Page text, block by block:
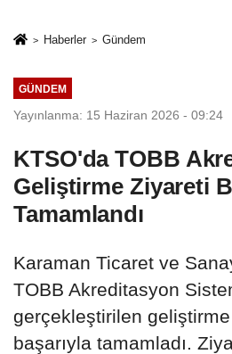
Haberler Gündem
GÜNDEM
Yayınlanma: 15 Haziran 2026 - 09:24
KTSO'da TOBB
Geliştirme Ziyareti
Tamamlandı
Karaman Ticaret ve
TOBB Akreditasyon
gerçekleştirilen
başarıyla tamamladı.